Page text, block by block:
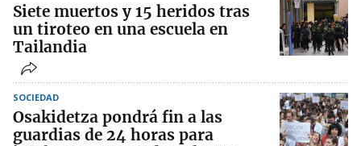
Siete muertos y 15 heridos tras
un tiroteo en una escuela en
Tailandia
SOCIEDAD
Osakidetza pondrá fin a las
guardias de 24 horas para